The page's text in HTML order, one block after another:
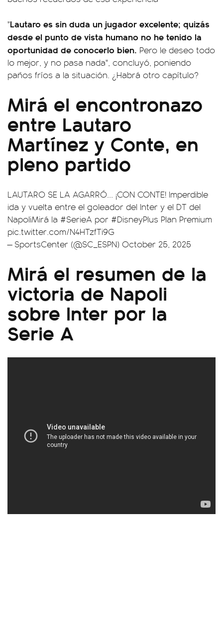
"Lautaro es sin duda un jugador excelente; quizás
desde el punto de vista humano no he tenido la
oportunidad de conocerlo bien. Pero le deseo todo
lo mejor, y no pasa nada", concluyó, poniendo
paños fríos a la situación. ¿Habrá otro capítulo?
Mirá el encontronazo
entre Lautaro
Martínez y Conte, en
pleno partido
LAUTARO SE LA AGARRÓ... ¡CON CONTE! Imperdible
ida y vuelta entre el goleador del Inter y el DT del
NapoliMirá la #SerieA por #DisneyPlus Plan Premium
pic.twitter.com/N4HTzfTi9G
— SportsCenter (@SC_ESPN) October 25, 2025
Mirá el resumen de la
victoria de Napoli
sobre Inter por la
Serie A